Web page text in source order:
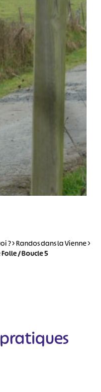
?>Randos dans la Vienne>
Folle / Boucle 5